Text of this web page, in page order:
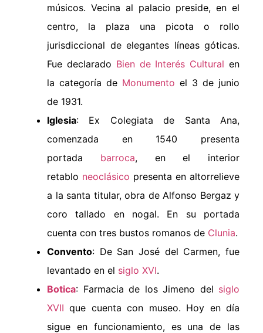
músicos. Vecina al palacio preside, en el
centro, la plaza una picota o rollo
jurisdiccional de elegantes líneas góticas.
Fue declarado Bien de Interés Cultural en
la categoría de Monumento el 3 de junio
de 1931.
Iglesia: Ex Colegiata de Santa Ana,
comenzada en 1540 presenta
portada barroca, en el interior
retablo neoclásico presenta en altorrelieve
a la santa titular, obra de Alfonso Bergaz y
coro tallado en nogal. En su portada
cuenta con tres bustos romanos de Clunia.
Convento: De San José del Carmen, fue
levantado en el siglo XVI.
Botica: Farmacia de los Jimeno del siglo
XVII que cuenta con museo. Hoy en día
sigue en funcionamiento, es una de las